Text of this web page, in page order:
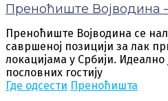
Преноћиште Војводина
Преноћиште Војводина се
савршеној позицији за лак
локацијама у Србији. Идеално
пословних гостију
Где одсести Преноћишта